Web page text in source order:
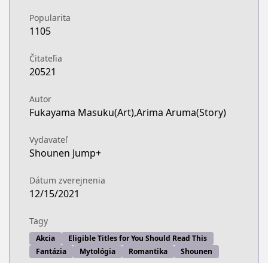
Popularita
1105
Čitateľia
20521
Autor
Fukayama Masuku(Art),Arima Aruma(Story)
Vydavateľ
Shounen Jump+
Dátum zverejnenia
12/15/2021
Tagy
Akcia
Eligible Titles for You Should Read This
Fantázia
Mytológia Romantika Shounen